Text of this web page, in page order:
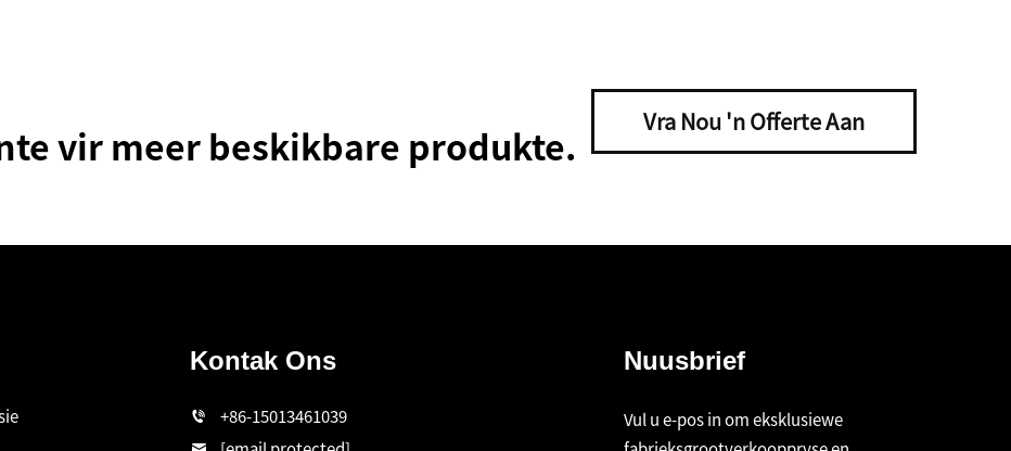
vir meer beskikbare produkte.
Vra Nou 'n Offerte Aan
Kontak Ons
+86-15013461039
Nuusbrief
Vul u e-pos in om eksklusiewe